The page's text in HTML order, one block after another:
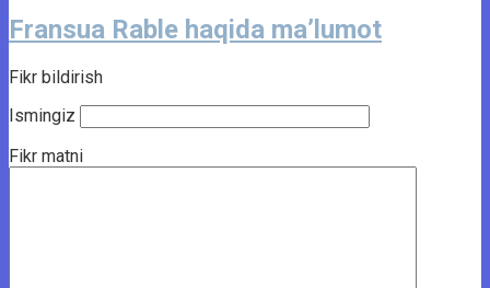
Fransua Rable haqida ma’lumot
Fikr bildirish
Ismingiz
Fikr matni